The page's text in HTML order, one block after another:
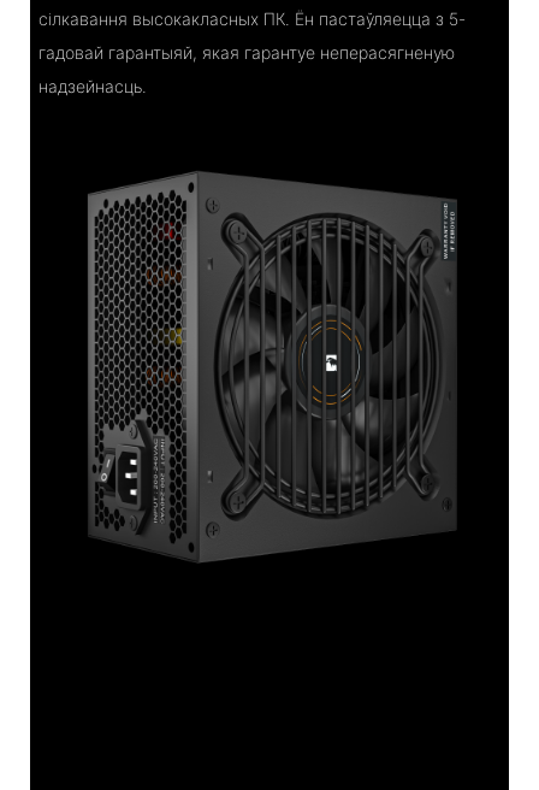
сілкавання высокакласных ПК. Ён пастаўляецца з 5-
гадовай гарантыяй, якая гарантуе неперасягненую
надзейнасць.